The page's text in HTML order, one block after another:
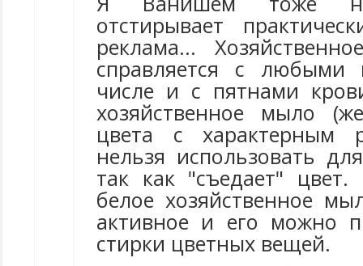
отстирывает
реклама...
справляется с
числе и с пятнами
хозяйственное мыло
цвета с характерным
нельзя использовать
так как "съедает"
белое хозяйственное
активное и его можно
стирки цветных вещей.